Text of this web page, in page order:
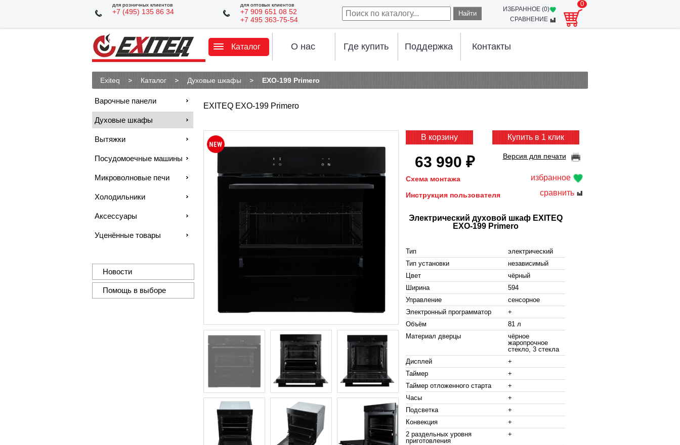
для розничных клиентов
+7 (495) 135 86 34
для оптовых клиентов
+7 909 651 08 52
+7 495 363-75-54
Найти
ИЗБРАННОЕ (0)
СРАВНЕНИЕ
0
Каталог О нас Где купить Поддержка Контакты
Exiteq Каталог Духовые шкафы EXO-199 Primero
Варочные панели
Духовые шкафы
Вытяжки
Посудомоечные машины
Микроволновые печи
Холодильники
Аксессуары
Уценённые товары
Новости
Помощь в выборе
EXITEQ EXO-199 Primero
избранное
сравнить
В корзину
63 990 ₽
Купить в 1 клик
Версия для печати
Схема монтажа
Инструкция пользователя
Электрический духовой шкаф EXITEQ
EXO-199 Primero
Тип
электрический
Тип установки
независимый
Цвет
чёрный
Ширина
594
Управление
сенсорное
Электронный программатор
+
Объём
81 л
Материал дверцы
чёрное
жаропрочное
стекло, 3 стекла
Дисплей
+
Таймер
+
Таймер отложенного старта
+
Часы
+
Подсветка
+
Конвекция
+
2 раздельных уровня
приготовления
+